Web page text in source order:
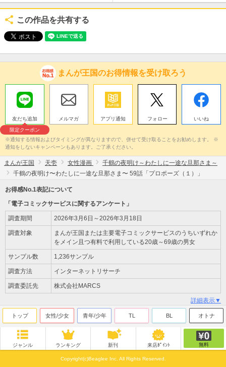
この作品を共有する
まんが王国のお得情報を受け取ろう
友だち追加
限定クーポン
メルマガ アプリ通知 フォロー いいね
※通知する情報およびタイミングが異なりますので、併せて受け取ることをお勧めします。 ※
通知をしないキャンペーンもあります。ご了承ください。
まんが王国 天壱 女性漫画
千鶴の夜明け～わたしに一途な旦那さま～
千鶴の夜明け〜わたしに一途な旦那さま〜 59話「プロポーズ（１）」
お得感No.1表記について
「電子コミックサービスに関するアンケート」
調査期間 2026年3月6日～2026年3月18日
調査対象
まんが王国または主要電子コミックサービスのうちいずれか
をメイン且つ有料で利用している20歳～69歳の男女
サンプル数 1,236サンプル
調査方法 インターネットリサーチ
調査委託先 株式会社MARCS
詳細表示▼
トップ 女性/少女 青年/少年 TL BL オトナ
ジャンル ランキング 新刊 来店ﾎﾟｲﾝﾄ 無料
Copyright(c)Beaglee Inc. All Rights Reserved.